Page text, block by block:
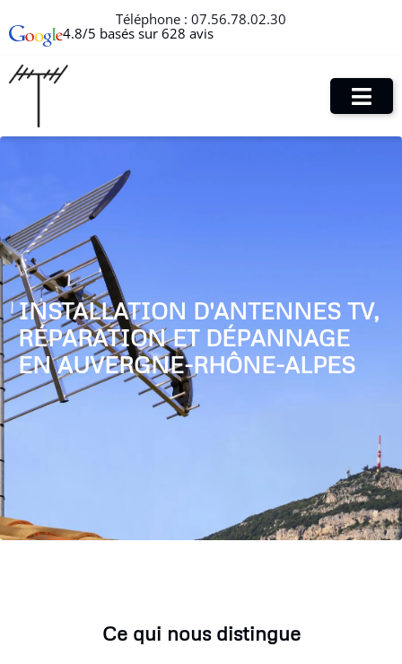
Téléphone : 07.56.78.02.30
4.8/5 basés sur 628 avis
INSTALLATION D'ANTENNES TV,
RÉPARATION ET DÉPANNAGE
EN AUVERGNE-RHÔNE-ALPES
Ce qui nous distingue